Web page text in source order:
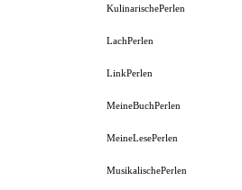
KulinarischePerlen
LachPerlen
LinkPerlen
MeineBuchPerlen
MeineLesePerlen
MusikalischePerlen